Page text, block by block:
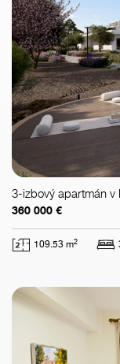
3-izbový apartmán v
360 000 €
109.53 m2